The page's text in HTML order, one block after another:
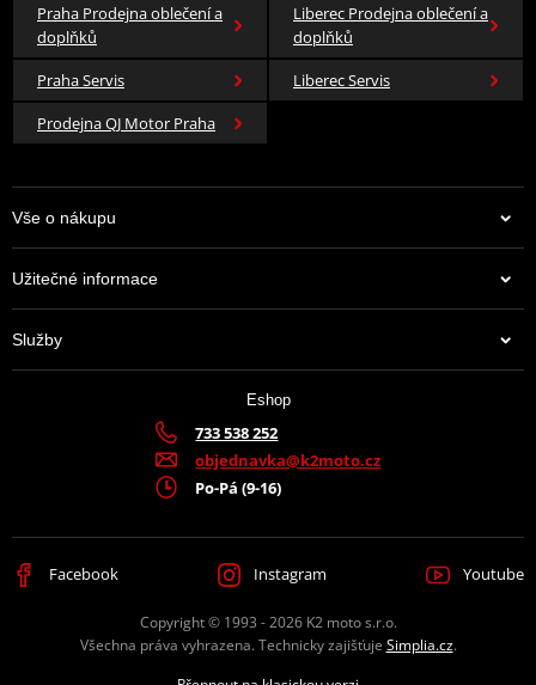
Praha Prodejna oblečení a
doplňků
Liberec Prodejna oblečení a
doplňků
Praha Servis
Liberec Servis
Prodejna QJ Motor Praha
Vše o nákupu
Užitečné informace
Služby
Eshop
733 538 252
objednavka@k2moto.cz
Po-Pá (9-16)
Facebook Instagram Youtube
Copyright © 1993 - 2026 K2 moto s.r.o.
Všechna práva vyhrazena. Technicky zajišťuje Simplia.cz.